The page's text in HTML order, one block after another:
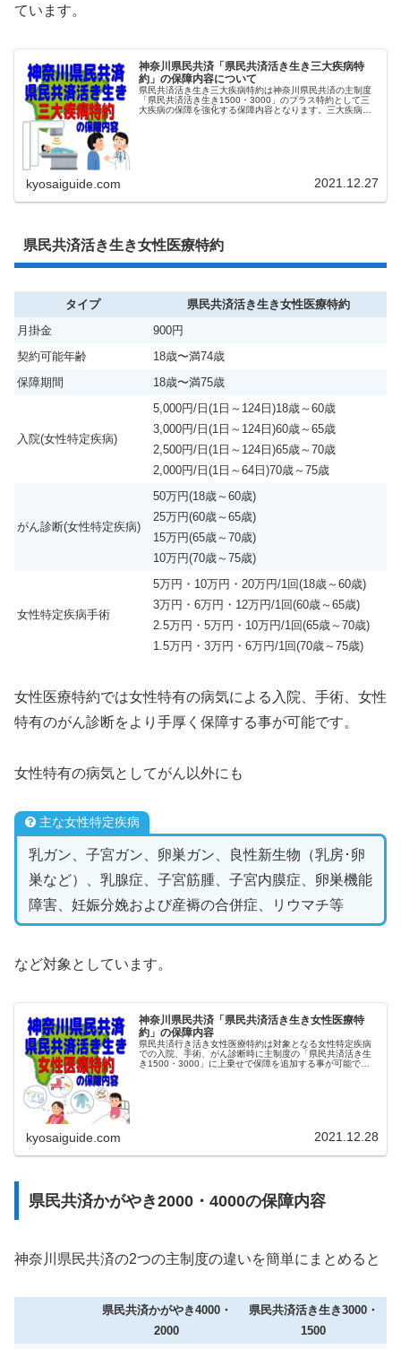
ています。
神奈川県民共済「県民共済活き生き三大疾病特
約」の保障内容について
県民共済活き生き三大疾病特約は神奈川県民共済の主制度
「県民共済活き生き1500・3000」のプラス特約として三
大疾病の保障を強化する保障内容となります。三大疾病は
kyosaiguide.com 2021.12.27
県民共済活き生き女性医療特約
タイプ
県民共済活き生き女性医療特約
月掛金
900円
契約可能年齢
18歳〜満74歳
保障期間
18歳〜満75歳
入院(女性特定疾病)
5,000円/日(1日～124日)18歳～60歳
3,000円/日(1日～124日)60歳～65歳
2,500円/日(1日～124日)65歳～70歳
2,000円/日(1日～64日)70歳～75歳
がん診断(女性特定疾病)
50万円(18歳～60歳)
25万円(60歳～65歳)
15万円(65歳～70歳)
10万円(70歳～75歳)
女性特定疾病手術
5万円・10万円・20万円/1回(18歳～60歳)
3万円・6万円・12万円/1回(60歳～65歳)
2.5万円・5万円・10万円/1回(65歳～70歳)
1.5万円・3万円・6万円/1回(70歳～75歳)
女性医療特約では女性特有の病気による入院、手術、女性
特有のがん診断をより手厚く保障する事が可能です。
女性特有の病気としてがん以外にも
主な女性特定疾病
乳ガン、子宮ガン、卵巣ガン、良性新生物（乳房･卵
巣など）、乳腺症、子宮筋腫、子宮内膜症、卵巣機能
障害、妊娠分娩および産褥の合併症、リウマチ等
など対象としています。
神奈川県民共済「県民共済活き生き女性医療特
約」の保障内容
県民共済行き活き女性医療特約は対象となる女性特定疾病
での入院、手術、がん診断時に主制度の「県民共済活き生
き1500・3000」に上乗せで保障を追加する事が可能で
kyosaiguide.com 2021.12.28
県民共済かがやき2000・4000の保障内容
神奈川県民共済の2つの主制度の違いを簡単にまとめると
県民共済かがやき4000・
2000
県民共済活き生き3000・
1500